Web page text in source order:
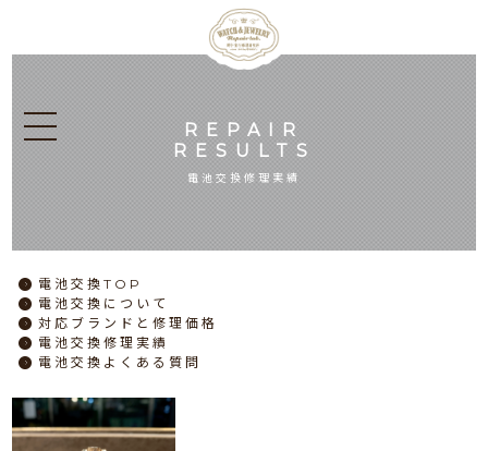
REPAIR
RESULTS
電池交換修理実績
電池交換TOP
電池交換 について
対応ブランドと修理価格
電池交換修理実績
電池交換 よくある質問